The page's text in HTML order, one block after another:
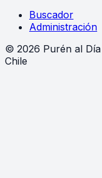
Buscador
Administración
© 2026 Purén al
Chile